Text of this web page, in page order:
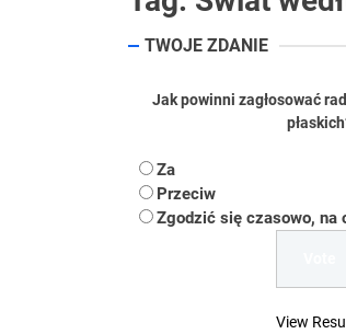
TWOJE ZDANIE
Jak powinni zagłosować
Za
Przeciw
Zgodzić się czasowo, na
View